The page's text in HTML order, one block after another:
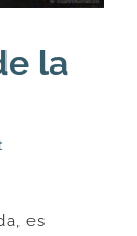
la
es